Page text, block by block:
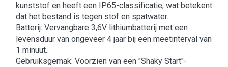
kunststof en heeft een IP65-classificatie, wat betekent
dat het bestand is tegen stof en spatwater.
Batterij: Vervangbare 3,6V lithiumbatterij met een
levensduur van ongeveer 4 jaar bij een meetinterval van
1 minuut.
Gebruiksgemak: Voorzien van een "Shaky Start"-